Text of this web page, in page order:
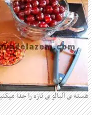
هسته ی آلبالو ی تازه را جدا